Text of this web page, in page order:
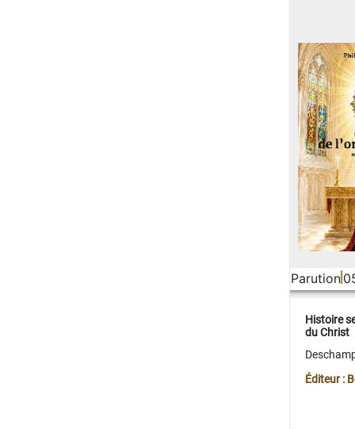
Parution
Histoire
du Christ
Éditeur :